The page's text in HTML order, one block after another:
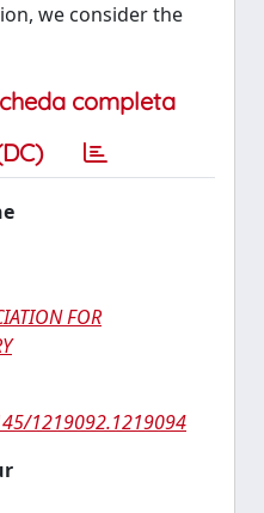
we consider the
completa
FOR
1219092.1219094